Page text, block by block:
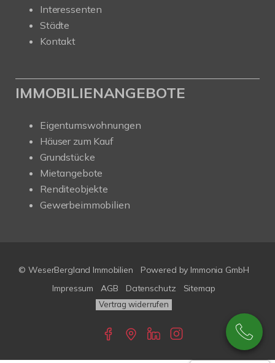
Interessenten
Städte
Kontakt
IMMOBILIENANGEBOTE
Eigentumswohnungen
Häuser zum Kauf
Grundstücke
Mietangebote
Renditeobjekte
Gewerbeimmobilien
© WeserBergland Immobilien Powered by Immonia GmbH
Impressum
AGB Datenschutz Sitemap
Vertrag widerrufen